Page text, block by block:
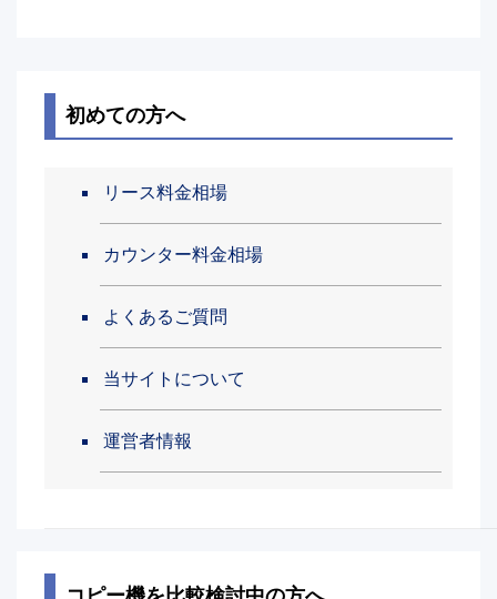
初めての方へ
リース料金相場
カウンター料金相場
よくあるご質問
当サイトについて
運営者情報